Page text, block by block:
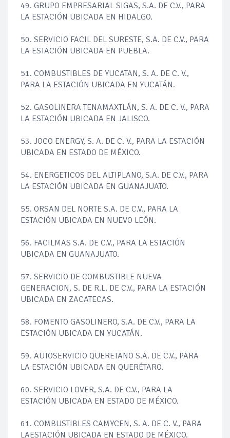
49. GRUPO EMPRESARIAL SIGAS, S.A. DE C.V., PARA
LA ESTACIÓN UBICADA EN HIDALGO.
50. SERVICIO FACIL DEL SURESTE, S.A. DE C.V., PARA
LA ESTACIÓN UBICADA EN PUEBLA.
51. COMBUSTIBLES DE YUCATAN, S. A. DE C. V.,
PARA LA ESTACIÓN UBICADA EN YUCATÁN.
52. GASOLINERA TENAMAXTLÁN, S. A. DE C. V., PARA
LA ESTACIÓN UBICADA EN JALISCO.
53. JOCO ENERGY, S. A. DE C. V., PARA LA ESTACIÓN
UBICADA EN ESTADO DE MÉXICO.
54. ENERGETICOS DEL ALTIPLANO, S.A. DE C.V., PARA
LA ESTACIÓN UBICADA EN GUANAJUATO.
55. ORSAN DEL NORTE S.A. DE C.V., PARA LA
ESTACIÓN UBICADA EN NUEVO LEÓN.
56. FACILMAS S.A. DE C.V., PARA LA ESTACIÓN
UBICADA EN GUANAJUATO.
57. SERVICIO DE COMBUSTIBLE NUEVA
GENERACION, S. DE R.L. DE C.V., PARA LA ESTACIÓN
UBICADA EN ZACATECAS.
58. FOMENTO GASOLINERO, S.A. DE C.V., PARA LA
ESTACIÓN UBICADA EN YUCATÁN.
59. AUTOSERVICIO QUERETANO S.A. DE C.V., PARA
LA ESTACIÓN UBICADA EN QUERÉTARO.
60. SERVICIO LOVER, S.A. DE C.V., PARA LA
ESTACIÓN UBICADA EN ESTADO DE MÉXICO.
61. COMBUSTIBLES CAMYCEN, S. A. DE C. V., PARA
LAESTACIÓN UBICADA EN ESTADO DE MÉXICO.